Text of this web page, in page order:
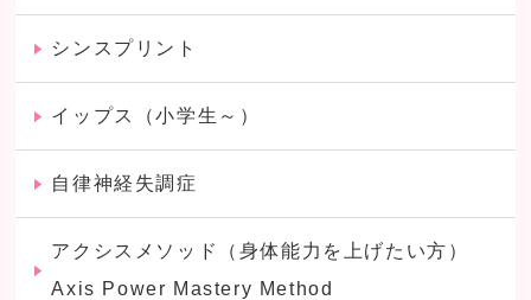
シンスプリント
イップス（小学生～）
自律神経失調症
アクシスメソッド（身体能力を上げたい方）
Axis Power Mastery Method